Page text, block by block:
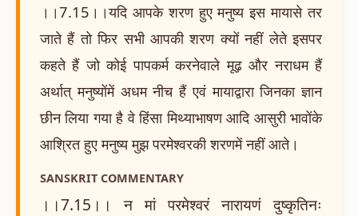
।।7.15।।यदि आपके शरण हुए मनुष्य इस मायासे तर
जाते हैं तो फिर सभी आपकी शरण क्यों नहीं लेते इसपर
कहते हैं जो कोई पापकर्म करनेवाले मूढ़ और नराधम हैं
अर्थात् मनुष्योंमें अधम नीच हैं एवं मायाद्वारा जिनका ज्ञान
छीन लिया गया है वे हिंसा मिथ्याभाषण आदि आसुरी भावोंके
आश्रित हुए मनुष्य मुझ परमेश्वरकी शरणमें नहीं आते।
SANSKRIT COMMENTARY
।।7.15।। न मां परमेश्वरं नारायणं दुष्कृतिनः